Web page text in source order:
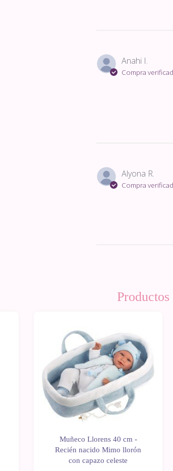
Anahi I.
Compra
Alyona R.
Compra
Muñeco Llorens 40 cm -
Recién nacido Mimo llorón
con capazo celeste